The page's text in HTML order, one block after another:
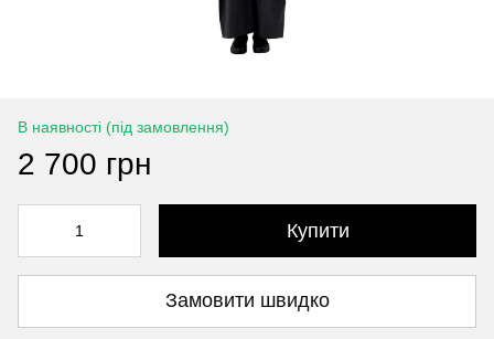
В наявності (під замовлення)
2 700 грн
Купити
Замовити швидко